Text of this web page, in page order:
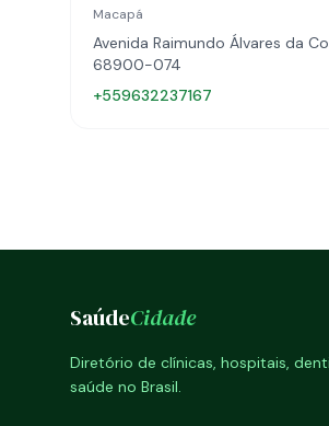
Macapá
Avenida Raimundo Álvares da
68900-074
+559632237167
SaúdeCidade
Diretório de clínicas, hospitais,
saúde no Brasil.